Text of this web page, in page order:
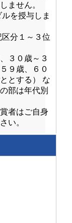
ません。
を授与しま
分１～３位
３０歳～３
９歳、６０
とする） な
部は年代別
者はご自身
い。